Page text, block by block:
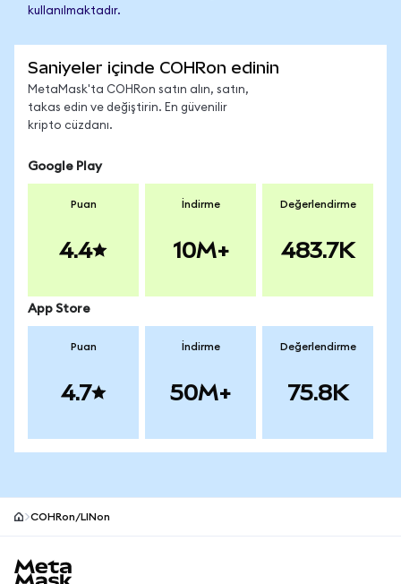
kullanılmaktadır.
Saniyeler içinde COHRon edinin
MetaMask'ta COHRon satın alın, satın,
takas edin ve değiştirin. En güvenilir
kripto cüzdanı.
Google Play
Puan
4.4
İndirme
10M+
Değerlendirme
483.7K
App Store
Puan
4.7
İndirme
50M+
Değerlendirme
75.8K
COHRon/LINon